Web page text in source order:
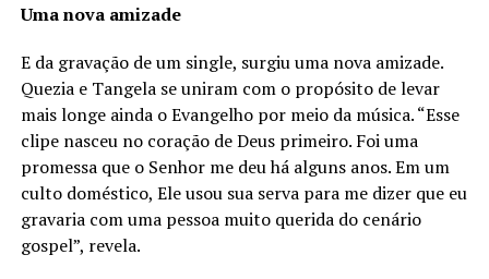
Uma nova amizade
E da gravação de um single, surgiu uma nova amizade.
Quezia e Tangela se uniram com o propósito de levar
mais longe ainda o Evangelho por meio da música. “Esse
clipe nasceu no coração de Deus primeiro. Foi uma
promessa que o Senhor me deu há alguns anos. Em um
culto doméstico, Ele usou sua serva para me dizer que eu
gravaria com uma pessoa muito querida do cenário
gospel”, revela.